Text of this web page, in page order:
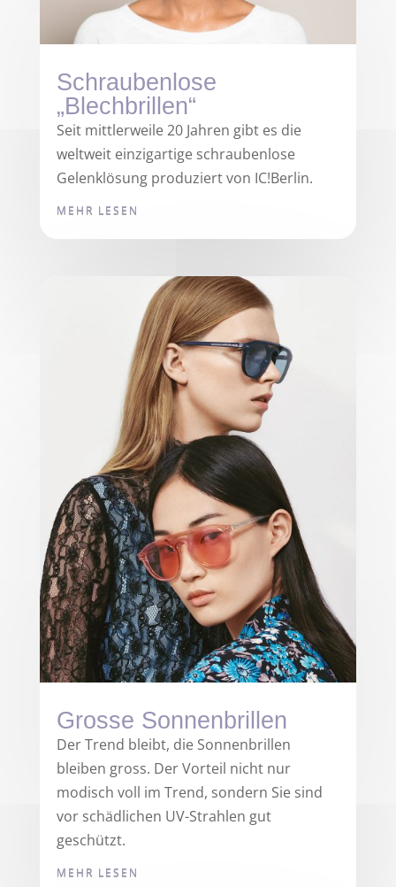
Schraubenlose
„Blechbrillen“
Seit mittlerweile 20 Jahren gibt es die
weltweit einzigartige schraubenlose
Gelenklösung produziert von IC!Berlin.
MEHR LESEN
Grosse Sonnenbrillen
Der Trend bleibt, die Sonnenbrillen
bleiben gross. Der Vorteil nicht nur
modisch voll im Trend, sondern Sie sind
vor schädlichen UV-Strahlen gut
geschützt.
MEHR LESEN